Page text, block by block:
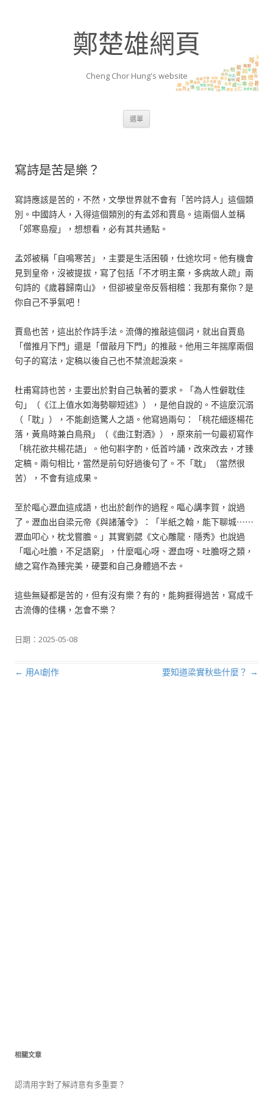
鄭楚雄網頁
Cheng Chor Hung's website
選單
寫詩是苦是樂？
寫詩應該是苦的，不然，文學世界就不會有「苦吟詩人」這個類
別。中國詩人，入得這個類別的有孟郊和賈島。這兩個人並稱
「郊寒島瘦」，想想看，必有其共通點。
孟郊被稱「自鳴寒苦」，主要是生活困頓，仕途坎坷。他有機會
見到皇帝，沒被提拔，寫了包括「不才明主棄，多病故人疏」兩
句詩的《歲暮歸南山》，但卻被皇帝反唇相稽：我那有棄你？是
你自己不爭氣吧！
賈島也苦，這出於作詩手法。流傳的推敲這個詞，就出自賈島
「僧推月下門」還是「僧敲月下門」的推敲。他用三年揣摩兩個
句子的寫法，定稿以後自己也不禁流起淚來。
杜甫寫詩也苦，主要出於對自己執著的要求。「為人性僻耽佳
句」（《江上值水如海勢聊短述》），是他自說的。不這麼沉溺
（「耽」），不能創造驚人之語。他寫過兩句：「桃花細逐楊花
落，黃鳥時兼白鳥飛」（《曲江對酒》），原來前一句最初寫作
「桃花欲共楊花語」。他句斟字酌，低首吟誦，改來改去，才臻
定稿。兩句相比，當然是前句好過後句了。不「耽」（當然很
苦），不會有這成果。
至於嘔心瀝血這成語，也出於創作的過程。嘔心講李賀，說過
了。瀝血出自梁元帝《與諸藩令》：「半紙之翰，能下聊城⋯⋯
瀝血叩心，枕戈嘗膽。」其實劉勰《文心雕龍．隱秀》也說過
「嘔心吐膽，不足語窮」，什麼嘔心呀、瀝血呀、吐膽呀之類，
總之寫作為臻完美，硬要和自己身體過不去。
這些無疑都是苦的，但有沒有樂？有的，能夠捱得過苦，寫成千
古流傳的佳構，怎會不樂？
日期： 2025-05-08
文章導航列
← 用AI創作 要知道梁實秋些什麼？ →
相關文章
認清用字對了解詩意有多重要？